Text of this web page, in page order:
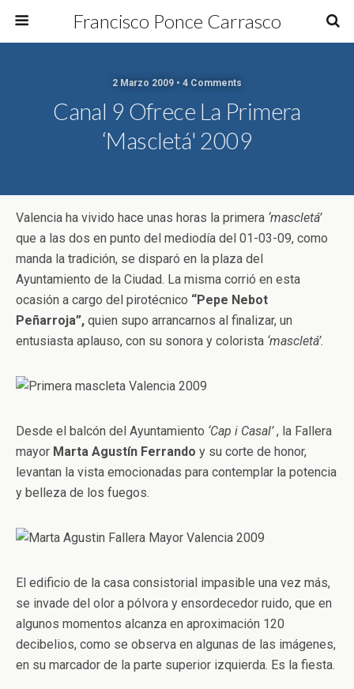
Francisco Ponce Carrasco
2 Marzo 2009 • 4 Comments
Canal 9 Ofrece La Primera
‘mascletá' 2009
Valencia ha vivido hace unas horas la primera ‘mascletá’
que a las dos en punto del mediodía del 01-03-09, como
manda la tradición, se disparó en la plaza del
Ayuntamiento de la Ciudad. La misma corrió en esta
ocasión a cargo del pirotécnico “Pepe Nebot
Peñarroja”, quien supo arrancarnos al finalizar, un
entusiasta aplauso, con su sonora y colorista ‘mascletá’.
Desde el balcón del Ayuntamiento ‘Cap i Casal’, la Fallera
mayor Marta Agustín Ferrando y su corte de honor,
levantan la vista emocionadas para contemplar la potencia
y belleza de los fuegos.
El edificio de la casa consistorial impasible una vez más,
se invade del olor a pólvora y ensordecedor ruido, que en
algunos momentos alcanza en aproximación 120
decibelios, como se observa en algunas de las imágenes,
en su marcador de la parte superior izquierda. Es la fiesta.